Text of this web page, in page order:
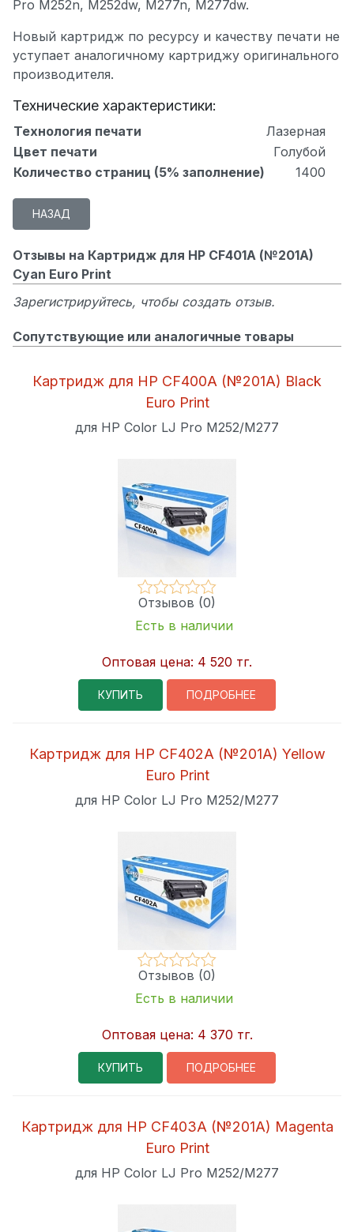
Pro M252n, M252dw, M277n, M277dw.
Новый картридж по ресурсу и качеству печати не
уступает аналогичному картриджу оригинального
производителя.
Технические характеристики:
Технология печати
Лазерная
Цвет печати
Голубой
Количество страниц (5% заполнение)
1400
Отзывы на Картридж для HP CF401A (№201A)
Cyan Euro Print
Зарегистрируйтесь, чтобы создать отзыв.
Сопутствующие или аналогичные товары
Картридж для HP CF400A (№201A) Black
Euro Print
для HP Color LJ Pro M252/M277
Отзывов (0)
Есть в наличии
Оптовая цена: 4 520 тг.
КУПИТЬ ПОДРОБНЕЕ
Картридж для HP CF402A (№201A) Yellow
Euro Print
для HP Color LJ Pro M252/M277
Отзывов (0)
Есть в наличии
Оптовая цена: 4 370 тг.
КУПИТЬ ПОДРОБНЕЕ
Картридж для HP CF403A (№201A) Magenta
Euro Print
для HP Color LJ Pro M252/M277